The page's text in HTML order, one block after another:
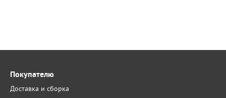
Покупателю
Доставка и сборка